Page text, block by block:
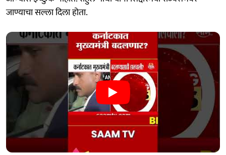
जाण्याचा सल्ला दिला होता.